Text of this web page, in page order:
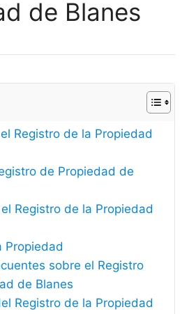
de Blanes
Registro de la Propiedad
de Propiedad de
Registro de la Propiedad
Propiedad
sobre el Registro
de Blanes
Registro de la Propiedad